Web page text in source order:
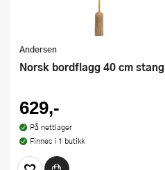
Andersen
Norsk bordflagg 40 cm stang
629,-
På nettlager
Finnes i 1 butikk